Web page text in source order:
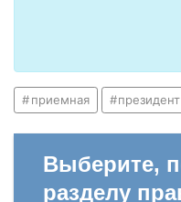
приемная президент